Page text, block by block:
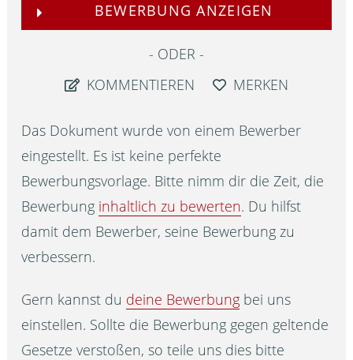
BEWERBUNG ANZEIGEN
ODER
KOMMENTIEREN
MERKEN
Das Dokument wurde von einem Bewerber
eingestellt. Es ist keine perfekte
Bewerbungsvorlage. Bitte nimm dir die Zeit, die
Bewerbung inhaltlich zu bewerten. Du hilfst
damit dem Bewerber, seine Bewerbung zu
verbessern.
Gern kannst du deine Bewerbung bei uns
einstellen. Sollte die Bewerbung gegen geltende
Gesetze verstoßen, so teile uns dies bitte